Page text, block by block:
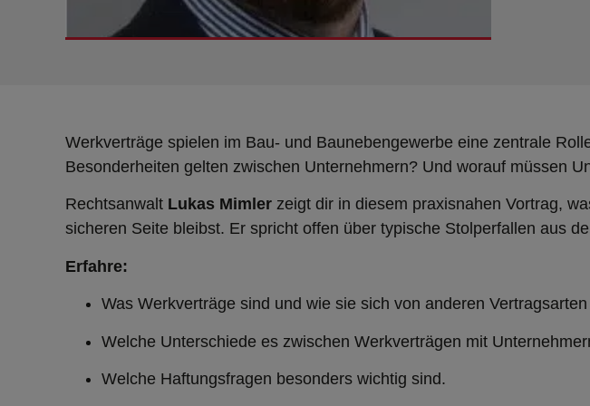
Werkverträge spielen im Bau- und Baunebengewerbe eine zentrale
Besonderheiten gelten zwischen Unternehmern? Und worauf müssen
Rechtsanwalt Lukas Mimler zeigt dir in diesem praxisnahen Vortrag,
sicheren Seite bleibst. Er spricht offen über typische Stolperfallen aus
Erfahre:
Was Werkverträge sind und wie sie sich von anderen
Welche Unterschiede es zwischen Werkverträgen mit
Welche Haftungsfragen besonders wichtig sind.